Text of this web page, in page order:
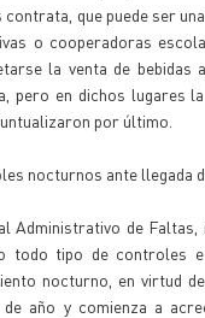
que puede ser
o cooperadoras
la venta de bebidas
pero en dichos lugares
por último.
nocturnos ante llegada
Administrativo de
todo tipo de controles
nocturno, en virtud
año y comienza a